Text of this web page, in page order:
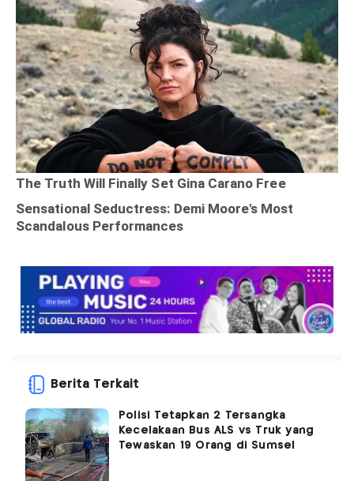
Berita Terkait
Polisi Tetapkan 2 Tersangka
Kecelakaan Bus ALS vs Truk yang
Tewaskan 19 Orang di Sumsel